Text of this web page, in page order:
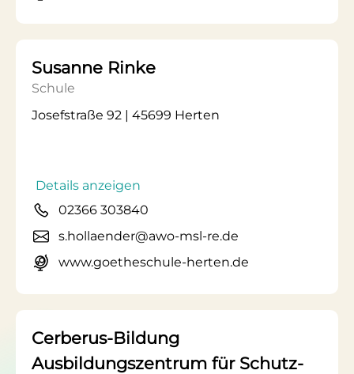
Susanne Rinke
Schule
Josefstraße 92 | 45699 Herten
Details anzeigen
02366 303840
s.hollaender@awo-msl-re.de
www.goetheschule-herten.de
Cerberus-Bildung
Ausbildungszentrum für Schutz-